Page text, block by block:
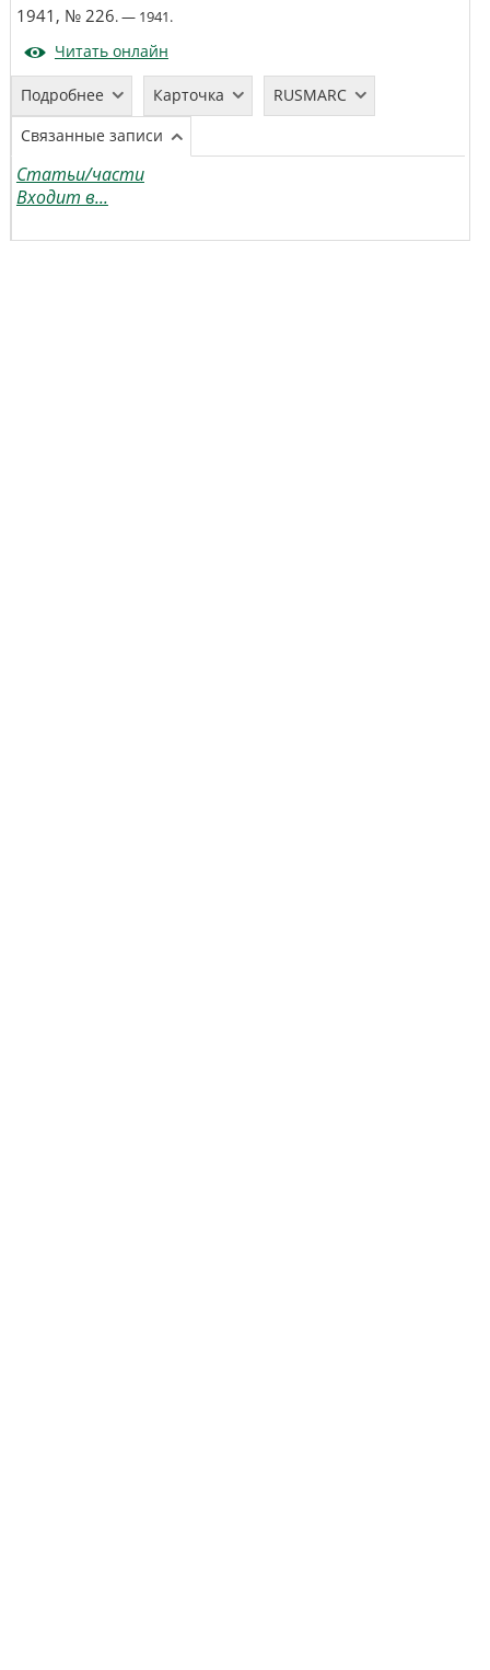
1941, № 226. —1941.
Читать онлайн
Подробнее Карточка
RUSMARC
Связанные записи
Статьи/части
Входит в...